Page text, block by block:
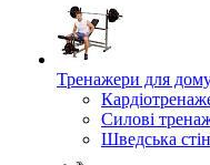
Тренажери для
Силові
Шведська